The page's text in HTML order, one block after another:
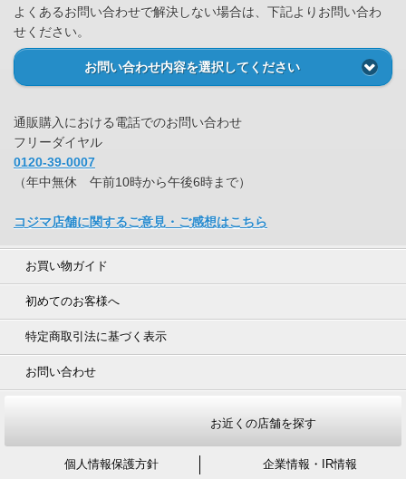
よくあるお問い合わせで解決しない場合は、下記よりお問い合わ
せください。
お問い合わせ内容を選択してください
通販購入における電話でのお問い合わせ
フリーダイヤル
0120-39-0007
（年中無休 午前10時から午後6時まで）
コジマ店舗に関するご意見・ご感想はこちら
お買い物ガイド
初めてのお客様へ
特定商取引法に基づく表示
お問い合わせ
お近くの店舗を探す
個人情報保護方針 企業情報・IR情報